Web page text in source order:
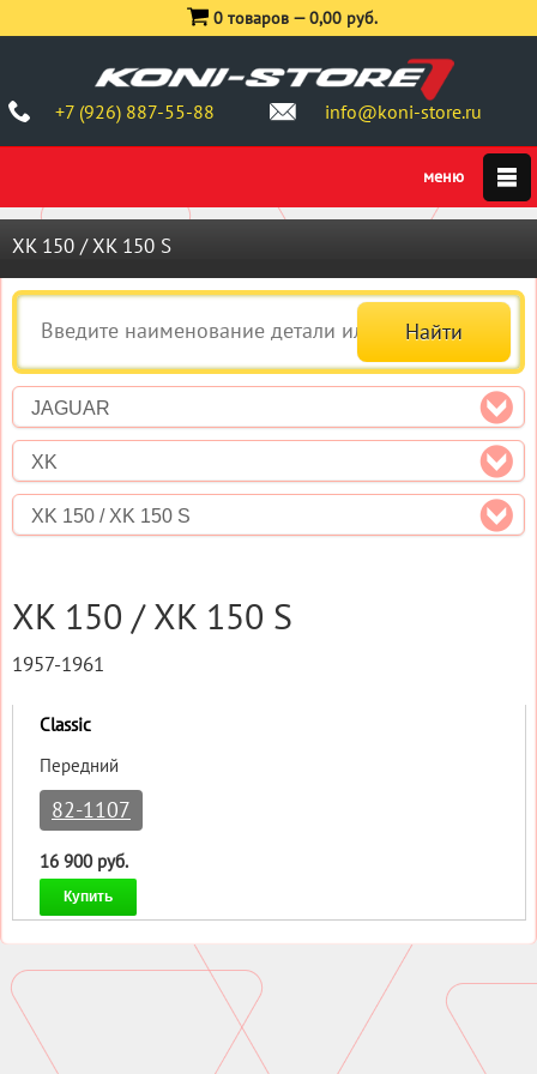
+7 (926) 887-55-88 info@koni-store.ru
0 товаров —0,00 руб.
XK 150 / XK 150 S
JAGUAR
XK
XK 150 / XK 150 S
XK 150 / XK 150 S
1957-1961
Classic
Передний
82-1107
16 900 руб.
Купить